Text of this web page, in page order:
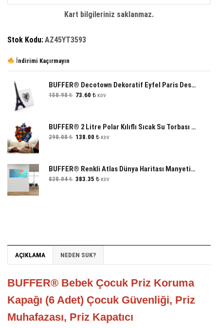
adet
Kart bilgileriniz saklanmaz.
Stok Kodu:AZ45YT3593
İndirimi Kaçırmayın
BUFFER® Decotown Dekoratif Eyfel Paris Desenli Ahşap Resim Fotoğraf Çerçevesi Standı
158.98₺ Orijinal
73.60 ₺Şu
KDV
BUFFER® 2 Litre Polar Kılıflı Sıcak Su Torbası 1. Sınıf Kavuçuk Malzeme
298.08₺ Orijinal
138.00 ₺Şu
KDV
BUFFER® Renkli Atlas Dünya Haritası Manyetik Yapıştırıcı Gerektirmeyen Duvar Stickerı 118 CM * 56 CM
828.04₺ Orijinal
383.35 ₺ŞuKDV
AÇIKLAMA NEDEN SUK?
BUFFER® Bebek Çocuk Priz Koruma
Kapağı (6 Adet) Çocuk Güvenliği, Priz
Muhafazası, Priz Kapatıcı